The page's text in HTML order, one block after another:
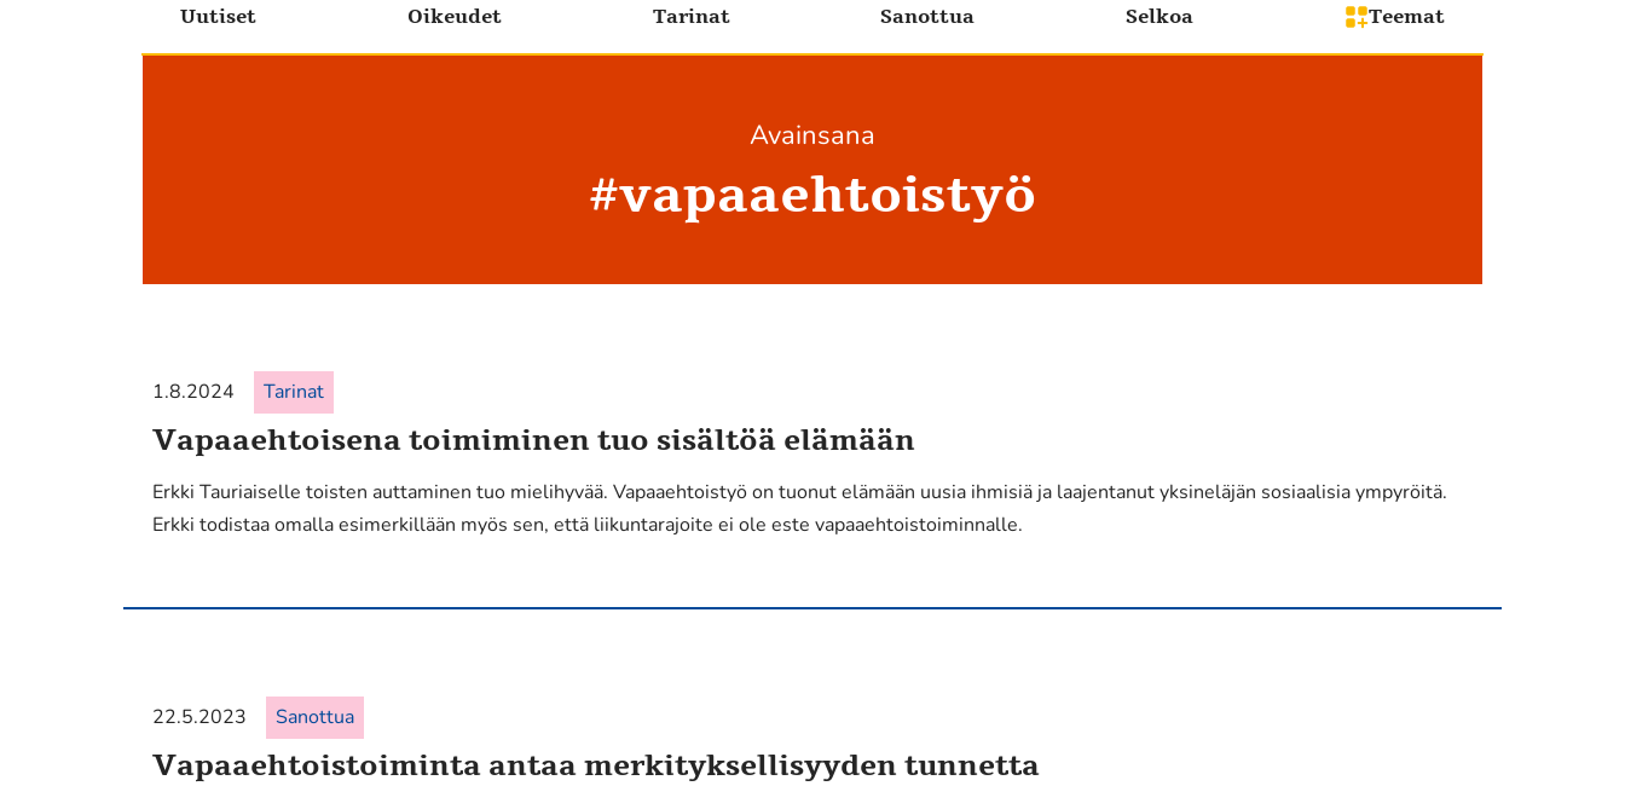
Uutiset Oikeudet Tarinat Sanottua Selkoa Teemat
Avainsana
#vapaaehtoistyö
1.8.2024 Tarinat
Vapaaehtoisena toimiminen tuo sisältöä elämään
Erkki Tauriaiselle toisten auttaminen tuo mielihyvää. Vapaaehtoistyö on tuonut elämään uusia ihmisiä ja laajentanut yksineläjän sosiaalisia ympyröitä.
Erkki todistaa omalla esimerkillään myös sen, että liikuntarajoite ei ole este vapaaehtoistoiminnalle.
22.5.2023 Sanottua
Vapaaehtoistoiminta antaa merkityksellisyyden tunnetta